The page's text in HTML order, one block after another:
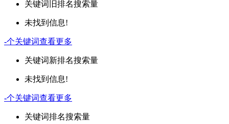
关键词 旧排名搜索量
未找到信息!
-个关键词查看更多
关键词新排名搜索量
未找到信息!
-个关键词查看更多
关键词排名搜索量